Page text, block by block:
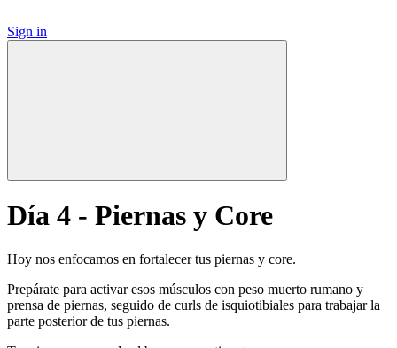
Sign in
Día 4 - Piernas y Core
Hoy nos enfocamos en fortalecer tus piernas y core.
Prepárate para activar esos músculos con peso muerto rumano y
prensa de piernas, seguido de curls de isquiotibiales para trabajar la
parte posterior de tus piernas.